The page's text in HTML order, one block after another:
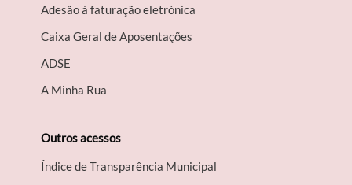
Adesão à faturação eletrónica
Caixa Geral de Aposentações
A​DSE
A Minha Rua
Outros acessos
Índice de Transparência Municipal